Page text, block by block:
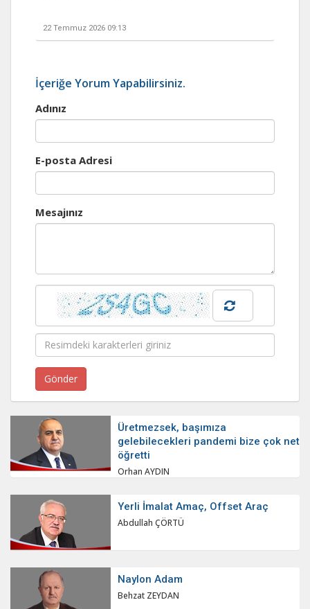
22 Temmuz 2026 09:13
İçeriğe Yorum Yapabilirsiniz.
Adınız
E-posta Adresi
Mesajınız
Üretmezsek, başımıza
gelebilecekleri pandemi bize çok net
öğretti
Orhan AYDIN
Yerli İmalat Amaç, Offset Araç
Abdullah ÇÖRTÜ
Naylon Adam
Behzat ZEYDAN